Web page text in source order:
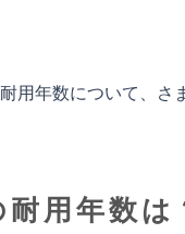
用年数について、さ
用年数は